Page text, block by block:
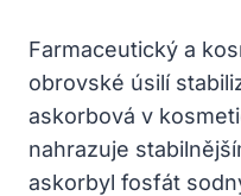
Farmaceutický a
obrovské úsilí
askorbová v
nahrazuje
askorbyl fosfát